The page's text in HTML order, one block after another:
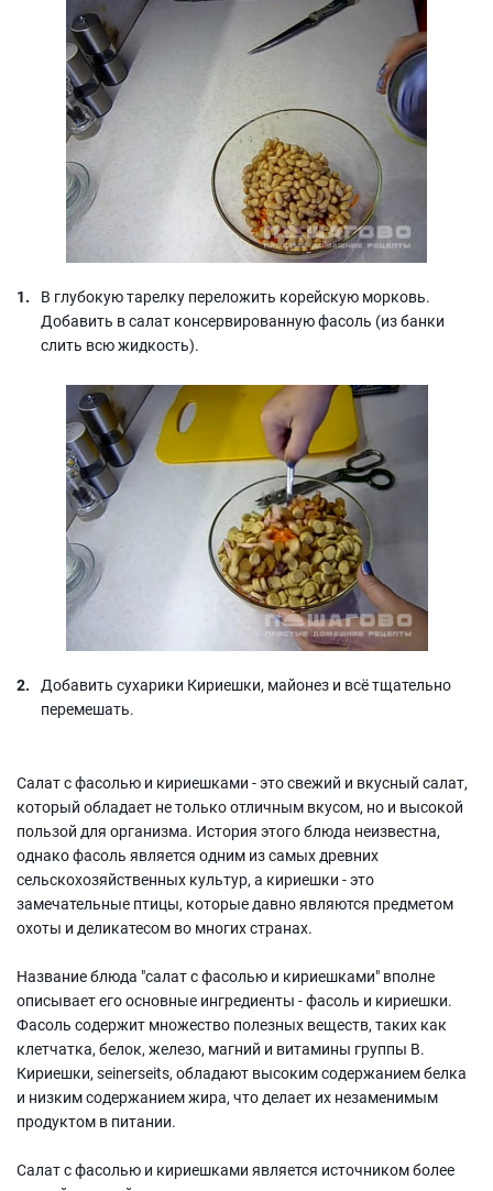
В глубокую тарелку переложить корейскую морковь.
Добавить в салат консервированную фасоль (из банки
слить всю жидкость).
Добавить сухарики Кириешки, майонез и всё тщательно
перемешать.
Салат с фасолью и кириешками - это свежий и вкусный салат,
который обладает не только отличным вкусом, но и высокой
пользой для организма. История этого блюда неизвестна,
однако фасоль является одним из самых древних
сельскохозяйственных культур, а кириешки - это
замечательные птицы, которые давно являются предметом
охоты и деликатесом во многих странах.
Название блюда "салат с фасолью и кириешками" вполне
описывает его основные ингредиенты - фасоль и кириешки.
Фасоль содержит множество полезных веществ, таких как
клетчатка, белок, железо, магний и витамины группы B.
Кириешки, seinerseits, обладают высоким содержанием белка
и низким содержанием жира, что делает их незаменимым
продуктом в питании.
Салат с фасолью и кириешками является источником более